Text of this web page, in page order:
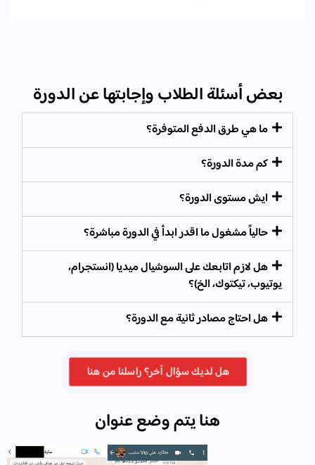
بعض أسئلة الطلاب وإجابتها عن الدورة
ما هي طرق الدفع المتوفرة؟
كم مدة الدورة؟
ايش مستوى الدورة؟
حالياً مشغول ما اقدر ابدأ في الدورة مباشرة؟
هل لازم اتابعك على السوشيال ميديا (انستجرام،
يوتيوب، تيكتوك، الخ)؟
هل احتاج مصادر ثانية مع الدورة؟
هل لديك سؤال آخر؟ راسلنا من هنا
هنا يتم وضع عنوان